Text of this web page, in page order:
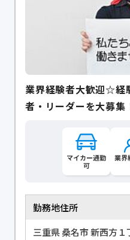
業界経験者大歓迎☆経
者・リーダーを大募集
マイカー通勤
可
業界
勤務地住所
三重県 桑名市 新西方